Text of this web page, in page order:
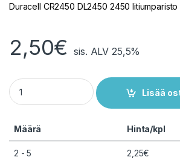
Duracell CR2450 DL2450 2450 litiumparisto
2,50€ sis. ALV 25,5%
Duracell CR2450 DL2450 3V litium
Lisää
Määrä Hinta/kpl
2 - 5 2,25€